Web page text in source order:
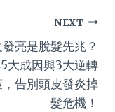
NEXT
亮是脫髮先兆？
大成因與3大逆轉
告別頭皮發炎掉
髮危機！